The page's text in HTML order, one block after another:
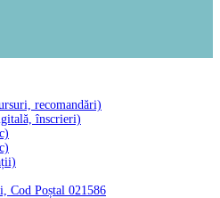
recomandări)
înscrieri)
Cod Poștal 021586